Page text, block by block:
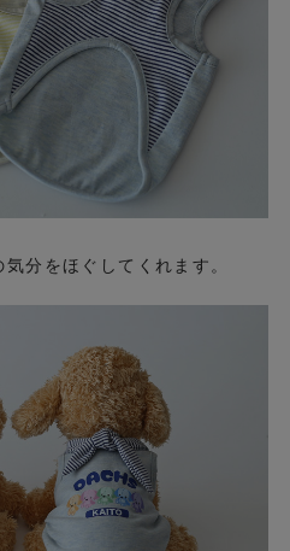
分をほぐしてくれます。